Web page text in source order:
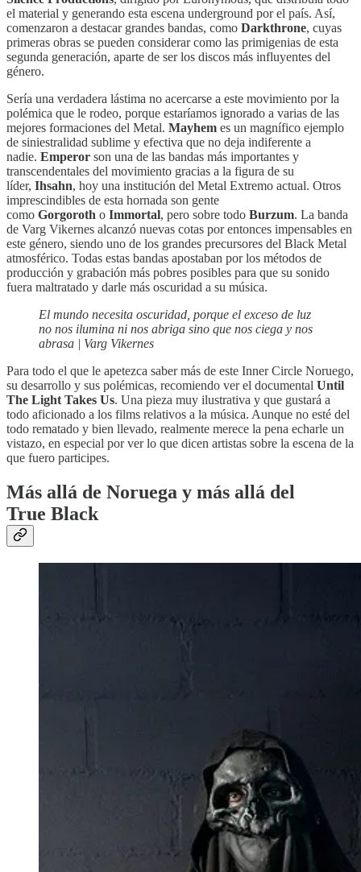
el material y generando esta escena underground por el país. Así,
comenzaron a destacar grandes bandas, como Darkthrone, cuyas
primeras obras se pueden considerar como las primigenias de esta
segunda generación, aparte de ser los discos más influyentes del
género.
Sería una verdadera lástima no acercarse a este movimiento por la
polémica que le rodeo, porque estaríamos ignorado a varias de las
mejores formaciones del Metal. Mayhem es un magnífico ejemplo
de siniestralidad sublime y efectiva que no deja indiferente a
nadie. Emperor son una de las bandas más importantes y
transcendentales del movimiento gracias a la figura de su
líder, Ihsahn, hoy una institución del Metal Extremo actual. Otros
imprescindibles de esta hornada son gente
como Gorgoroth o Immortal, pero sobre todo Burzum. La banda
de Varg Vikernes alcanzó nuevas cotas por entonces impensables en
este género, siendo uno de los grandes precursores del Black Metal
atmosférico. Todas estas bandas apostaban por los métodos de
producción y grabación más pobres posibles para que su sonido
fuera maltratado y darle más oscuridad a su música.
El mundo necesita oscuridad, porque el exceso de luz
no nos ilumina ni nos abriga sino que nos ciega y nos
abrasa | Varg Vikernes
Para todo el que le apetezca saber más de este Inner Circle Noruego,
su desarrollo y sus polémicas, recomiendo ver el documental Until
The Light Takes Us. Una pieza muy ilustrativa y que gustará a
todo aficionado a los films relativos a la música. Aunque no esté del
todo rematado y bien llevado, realmente merece la pena echarle un
vistazo, en especial por ver lo que dicen artistas sobre la escena de la
que fuero participes.
Más allá de Noruega y más allá del
True Black